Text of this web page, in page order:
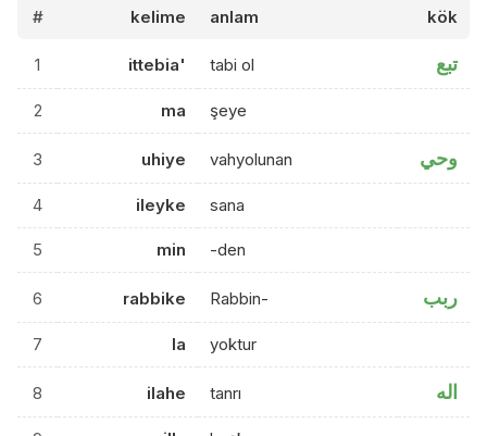
# kelime anlam kök
1 ittebia' tabi ol تبع
2 ma şeye
3 uhiye vahyolunan وحي
4 ileyke sana
5 min -den
6 rabbike Rabbin- ربب
7 la yoktur
8 ilahe tanrı اله